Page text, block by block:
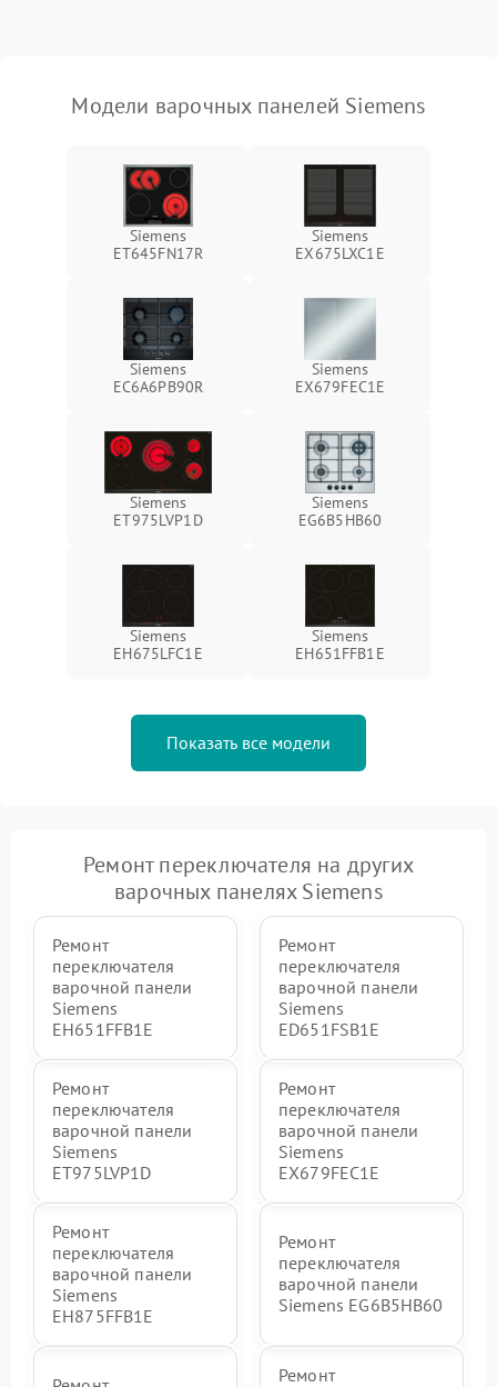
Модели варочных панелей Siemens
Siemens
ET645FN17R
Siemens
EX675LXC1E
Siemens
EC6A6PB90R
Siemens
EX679FEC1E
Siemens
ET975LVP1D
Siemens
EG6B5HB60
Siemens
EH675LFC1E
Siemens
EH651FFB1E
Показать все модели
Ремонт переключателя на других
варочных панелях Siemens
Ремонт
переключателя
варочной панели
Siemens
EH651FFB1E
Ремонт
переключателя
варочной панели
Siemens
ED651FSB1E
Ремонт
переключателя
варочной панели
Siemens
ET975LVP1D
Ремонт
переключателя
варочной панели
Siemens
EX679FEC1E
Ремонт
переключателя
варочной панели
Siemens
EH875FFB1E
Ремонт
переключателя
варочной панели
Siemens EG6B5HB60
Ремонт